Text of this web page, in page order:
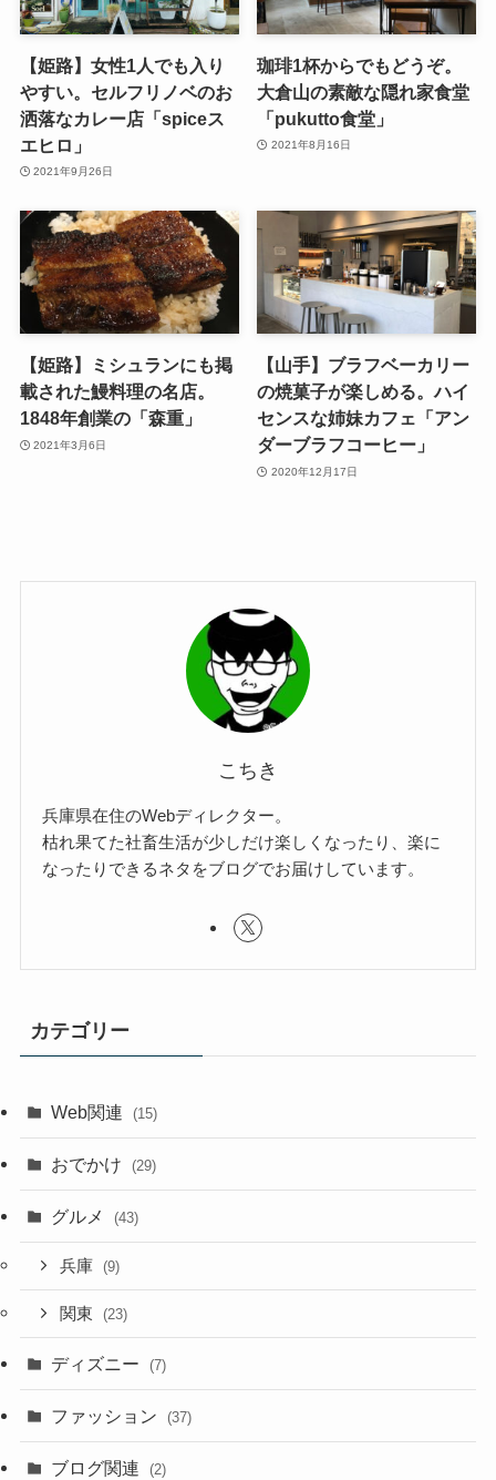
【姫路】女性1人でも入り
やすい。セルフリノベのお
洒落なカレー店「spiceス
エヒロ」
2021年9月26日
珈琲1杯からでもどうぞ。
大倉山の素敵な隠れ家食堂
「pukutto食堂」
2021年8月16日
【姫路】ミシュランにも掲
載された鰻料理の名店。
1848年創業の「森重」
2021年3月6日
【山手】ブラフベーカリー
の焼菓子が楽しめる。ハイ
センスな姉妹カフェ「アン
ダーブラフコーヒー」
2020年12月17日
こちき
兵庫県在住のWebディレクター。
枯れ果てた社畜生活が少しだけ楽しくなったり、楽に
なったりできるネタをブログでお届けしています。
カテゴリー
Web関連 (15)
おでかけ (29)
グルメ (43)
兵庫 (9)
関東 (23)
ディズニー (7)
ファッション (37)
ブログ関連 (2)